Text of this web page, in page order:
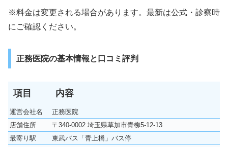
※料金は変更される場合があります。最新は公式・診察時
にご確認ください。
正務医院の基本情報と口コミ評判
項目 内容
運営会社名
正務医院
店舗住所
〒340-0002 埼玉県草加市青柳5-12-13
最寄り駅
東武バス「青上橋」バス停